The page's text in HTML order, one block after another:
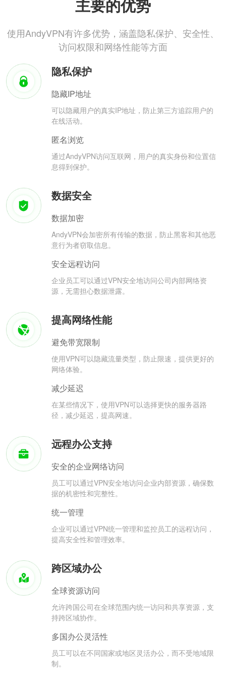
主要的优势
使用AndyVPN有许多优势，涵盖隐私保护、安全性、
访问权限和网络性能等方面
隐私保护
隐藏IP地址
可以隐藏用户的真实IP地址，防止第三方追踪用户的
在线活动。
匿名浏览
通过AndyVPN访问互联网，用户的真实身份和位置信
息得到保护。
数据安全
数据加密
AndyVPN会加密所有传输的数据，防止黑客和其他恶
意行为者窃取信息。
安全远程访问
企业员工可以通过VPN安全地访问公司内部网络资
源，无需担心数据泄露。
提高网络性能
避免带宽限制
使用VPN可以隐藏流量类型，防止限速，提供更好的
网络体验。
减少延迟
在某些情况下，使用VPN可以选择更快的服务器路
径，减少延迟，提高网速。
远程办公支持
安全的企业网络访问
员工可以通过VPN安全地访问企业内部资源，确保数
据的机密性和完整性。
统一管理
企业可以通过VPN统一管理和监控员工的远程访问，
提高安全性和管理效率。
跨区域办公
全球资源访问
允许跨国公司在全球范围内统一访问和共享资源，支
持跨区域协作。
多国办公灵活性
员工可以在不同国家或地区灵活办公，而不受地域限
制。